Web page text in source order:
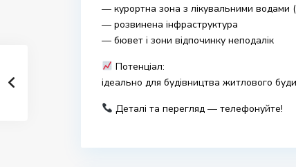
— курортна зона з лікувальними водами
— розвинена інфраструктура
— бювет і зони відпочинку неподалік
Потенціал:
ідеально для будівництва житлового
Деталі та перегляд — телефонуйте!